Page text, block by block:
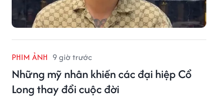
PHIM ẢNH 9 giờ trước
Những mỹ nhân khiến các đại hiệp Cổ
Long thay đổi cuộc đời